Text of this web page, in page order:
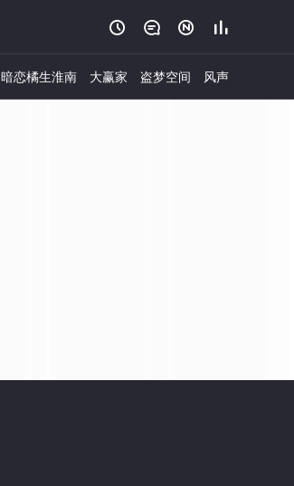
   
暗恋橘生淮南 大赢家 盗梦空间 风声